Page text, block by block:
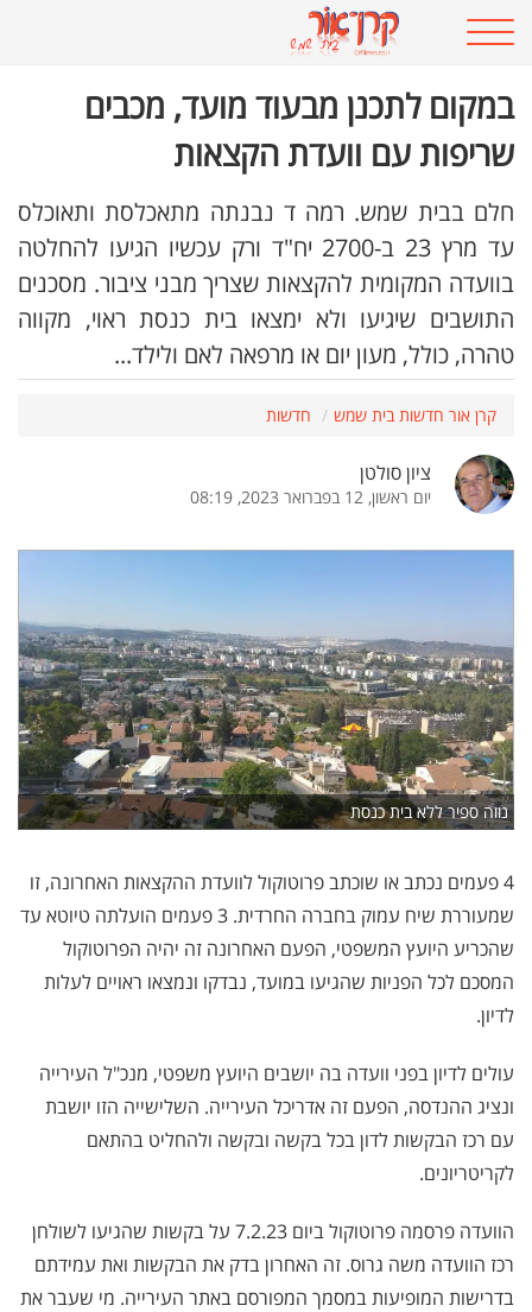
במקום לתכנן מבעוד מועד, מכבים
שריפות עם וועדת הקצאות
חלם בבית שמש. רמה ד נבנתה מתאכלסת ותאוכלס
עד מרץ 23 ב-2700 יח"ד ורק עכשיו הגיעו להחלטה
בוועדה המקומית להקצאות שצריך מבני ציבור. מסכנים
התושבים שיגיעו ולא ימצאו בית כנסת ראוי, מקווה
טהרה, כולל, מעון יום או מרפאה לאם ולילד...
קרן אור חדשות בית שמש חדשות
ציון סולטן
יום ראשון, 12 בפברואר 2023, 08:19
נווה ספיר ללא בית כנסת
4 פעמים נכתב או שוכתב פרוטוקול לוועדת ההקצאות האחרונה, זו
שמעוררת שיח עמוק בחברה החרדית. 3 פעמים הועלתה טיוטא עד
שהכריע היועץ המשפטי, הפעם האחרונה זה יהיה הפרוטוקול
המסכם לכל הפניות שהגיעו במועד, נבדקו ונמצאו ראויים לעלות
לדיון.
עולים לדיון בפני וועדה בה יושבים היועץ משפטי, מנכ"ל העירייה
ונציג ההנדסה, הפעם זה אדריכל העירייה. השלישייה הזו יושבת
עם רכז הבקשות לדון בכל בקשה ובקשה ולהחליט בהתאם
לקריטריונים.
הוועדה פרסמה פרוטוקול ביום 7.2.23 על בקשות שהגיעו לשולחן
רכז הוועדה משה גרוס. זה האחרון בדק את הבקשות ואת עמידתם
בדרישות המופיעות במסמך המפורסם באתר העירייה. מי שעבר את